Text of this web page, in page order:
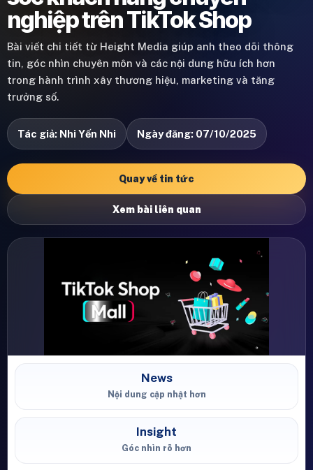
nghiệp trên TikTok Shop
Bài viết chi tiết từ Height Media giúp anh theo dõi thông
tin, góc nhìn chuyên môn và các nội dung hữu ích hơn
trong hành trình xây thương hiệu, marketing và tăng
trưởng số.
Tác giả: Nhi Yến Nhi Ngày đăng: 07/10/2025
Quay về tin tức
Xem bài liên quan
News
Nội dung cập nhật hơn
Insight
Góc nhìn rõ hơn